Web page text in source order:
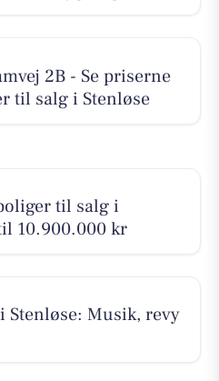
2B - Se priserne
til salg i Stenløse
til salg i
10.900.000 kr
Stenløse: Musik, revy